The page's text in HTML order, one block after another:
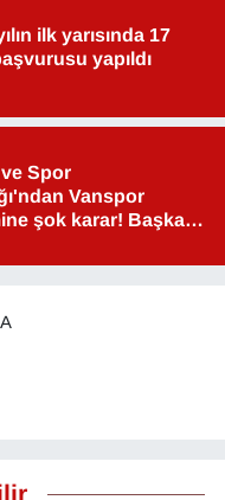
ilk yarısında 17
yapıldı
Spor
Vanspor
şok karar! Başkan